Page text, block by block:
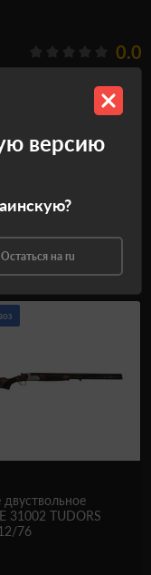
0.0
двуствольное
31002 TUDORS
76
версию
Остаться на ru